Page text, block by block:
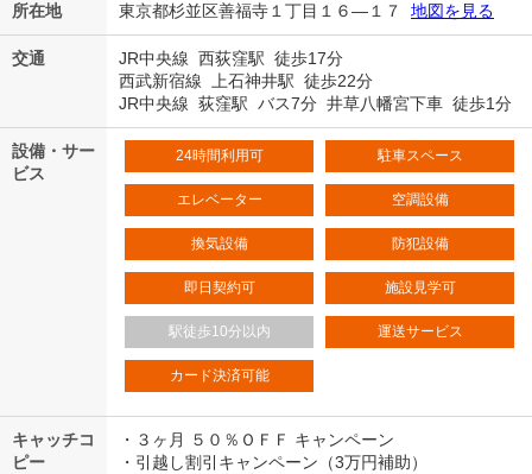
所在地 東京都杉並区善福寺１丁目１６―１７ 地図を見る
交通
JR中央線 西荻窪駅 徒歩17分
西武新宿線 上石神井駅 徒歩22分
JR中央線 荻窪駅 バス7分 井草八幡宮下車 徒歩1分
設備・サー
ビス
24時間利用可 駐車スペース
エレベーター 空調設備
換気設備 防犯設備
即日契約可 施設見学可
駅徒歩10分以内 運送サービス
カード決済可能
キャッチコ
ピー
・３ヶ月 ５０％ＯＦＦ キャンペーン
・引越し割引キャンペーン（3万円補助）